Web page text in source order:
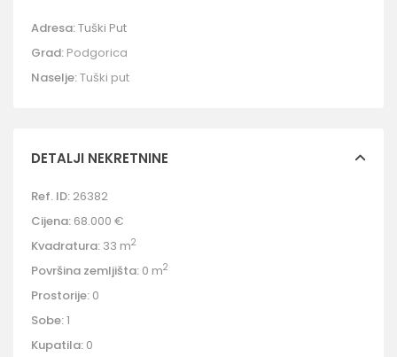
Adresa:Tuški Put
Grad: Podgorica
Naselje:Tuški put
DETALJI NEKRETNINE
Ref. ID: 26382
Cijena: 68.000 €
Kvadratura: 33 m2
Površina zemljišta: 0 m2
Prostorije: 0
Sobe:1
Kupatila: 0